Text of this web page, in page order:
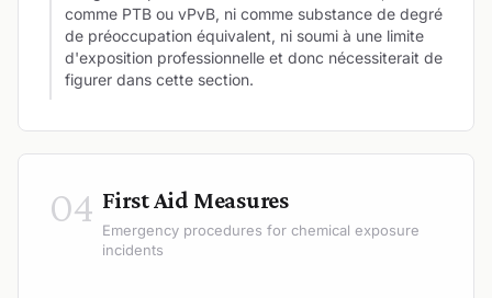
comme PTB ou vPvB, ni comme substance de degré
de préoccupation équivalent, ni soumi à une limite
d'exposition professionnelle et donc nécessiterait de
figurer dans cette section.
04 First Aid Measures
Emergency procedures for chemical exposure
incidents